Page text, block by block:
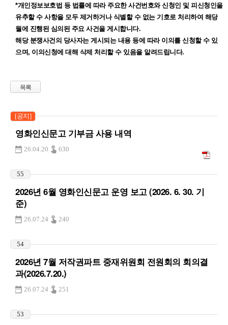
*개인정보보호법 등 법률에 따라 주요한 사건번호와 신청인 및 피신청인을
유추할 수 사항을 모두 제거하거나 식별할 수 없는 기호로 처리하여 해당
월에 진행된 심의된 주요 사건을 게시합니다.
해당 분쟁사건의 당사자는 게시되는 내용 등에 따라 이의를 신청할 수 있
으며, 이의신청에 대해 삭제 처리할 수 있음을 알려드립니다.
목록
[공지]
영화인신문고 기부금 사용 내역
26.04.20 630
55
2026년 6월 영화인신문고 운영 보고 (2026. 6. 30. 기
준)
26.07.24 240
54
2026년 7월 저작권파트 중재위원회 전원회의 회의결
과(2026.7.20.)
26.07.24 251
53